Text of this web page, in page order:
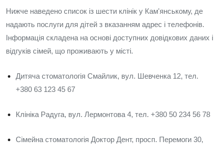
Нижче наведено список із шести клінік у Кам'янському, де
надають послуги для дітей з вказанням адрес і телефонів.
Інформація складена на основі доступних довідкових даних і
відгуків сімей, що проживають у місті.
Дитяча стоматологія Смайлик, вул. Шевченка 12, тел.
+380 63 123 45 67
Клініка Радуга, вул. Лермонтова 4, тел. +380 50 234 56 78
Сімейна стоматологія Доктор Дент, просп. Перемоги 30,